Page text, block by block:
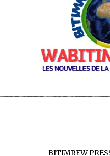
BITIMREW